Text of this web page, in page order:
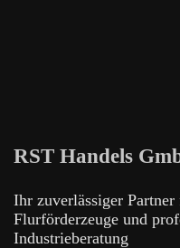
RST Handels
Ihr zuverlässiger Partner
Flurförderzeuge und
Industrieberatung